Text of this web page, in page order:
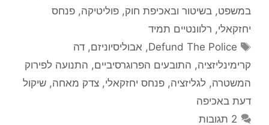
במשפט, בשיטור ובאכיפת חוק, פוליטיקה, פנחס
יחזקאלי, רלוונטיים תמיד
תגיות
Defund The Police
, אבוליסיוניזם,דה
קרימינליזציה, התובעים הפרוגרסיביים, התנועה לפירוק
המשטרה, לגליזציה, פנחס יחזקאלי, צדק מאחה, שיקול
דעת באכיפה
2 תגובות